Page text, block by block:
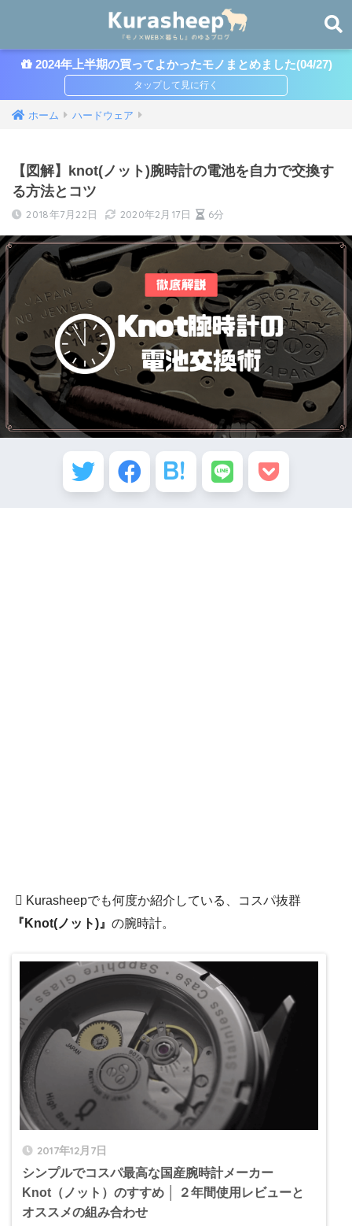
2024年上半期の買ってよかったモノまとめました(04/27)
ホーム ハードウェア
【図解】knot(ノット)腕時計の電池を自力で交換す
る方法とコツ
2018年7月22日 2020年2月17日 6分
Kurasheepでも何度か紹介している、コスパ抜群
『Knot(ノット)』 の腕時計。
2017年12月7日
シンプルでコスパ最高な国産腕時計メーカー
Knot（ノット）のすすめ │ ２年間使用レビューと
オススメの組み合わせ